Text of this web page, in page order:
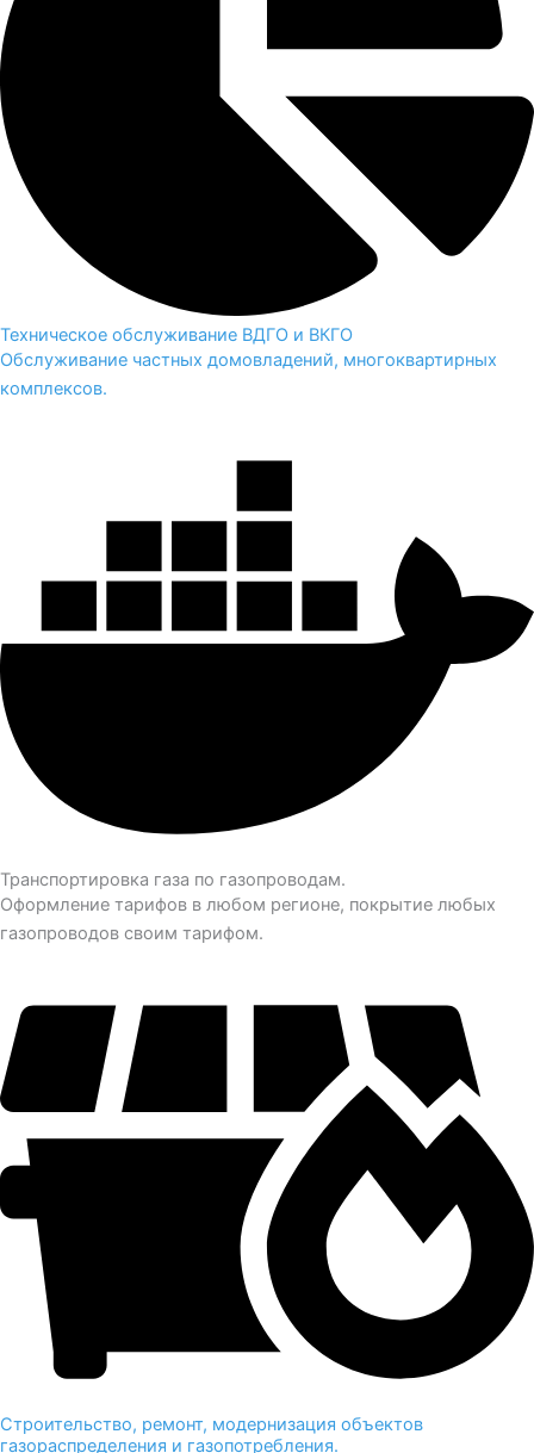
Техническое обслуживание ВДГО и ВКГО
Обслуживание частных домовладений, многоквартирных
комплексов.
Транспортировка газа по газопроводам.
Оформление тарифов в любом регионе, покрытие любых
газопроводов своим тарифом.
Строительство, ремонт, модернизация объектов
газораспределения и газопотребления.